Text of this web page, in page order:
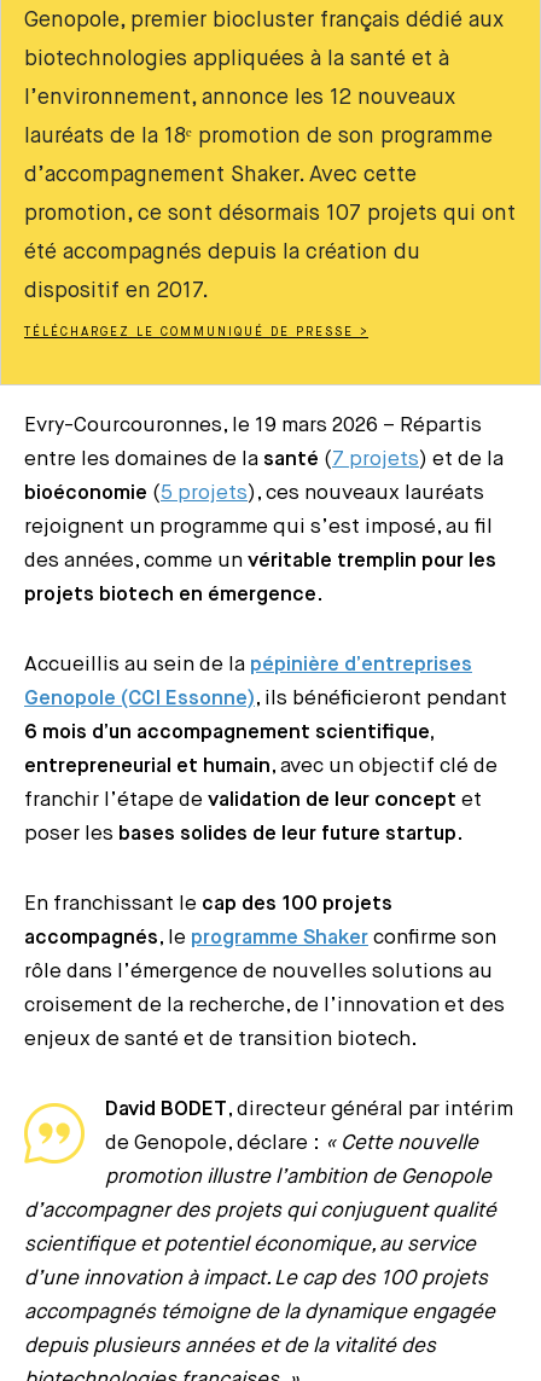
Genopole, premier biocluster français dédié aux
biotechnologies appliquées à la santé et à
l’environnement, annonce les 12 nouveaux
lauréats de la 18ᵉ promotion de son programme
d’accompagnement Shaker. Avec cette
promotion, ce sont désormais 107 projets qui ont
été accompagnés depuis la création du
dispositif en 2017.
TÉLÉCHARGEZ LE COMMUNIQUÉ DE PRESSE >
Evry-Courcouronnes, le 19 mars 2026 – Répartis
entre les domaines de la santé (7 projets) et de la
bioéconomie (5 projets), ces nouveaux lauréats
rejoignent un programme qui s’est imposé, au fil
des années, comme un véritable tremplin pour les
projets biotech en émergence.
Accueillis au sein de la pépinière d’entreprises
Genopole (CCI Essonne), ils bénéficieront pendant
6 mois d’un accompagnement scientifique,
entrepreneurial et humain, avec un objectif clé de
franchir l’étape de validation de leur concept et
poser les bases solides de leur future startup.
En franchissant le cap des 100 projets
accompagnés, le programme Shaker confirme son
rôle dans l’émergence de nouvelles solutions au
croisement de la recherche, de l’innovation et des
enjeux de santé et de transition biotech.
David BODET, directeur général par intérim
de Genopole, déclare : « Cette nouvelle
promotion illustre l’ambition de Genopole
d’accompagner des projets qui conjuguent qualité
scientifique et potentiel économique, au service
d’une innovation à impact. Le cap des 100 projets
accompagnés témoigne de la dynamique engagée
depuis plusieurs années et de la vitalité des